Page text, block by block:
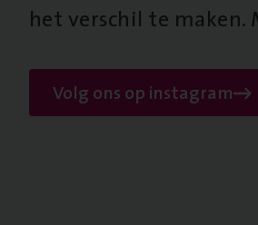
het verschil te maken.
Volg ons op instagram